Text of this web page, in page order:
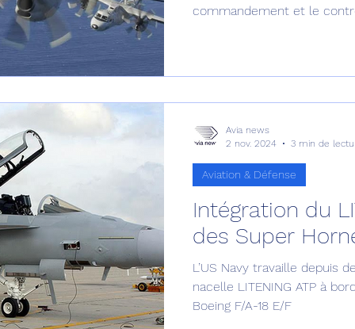
commandement et le
Intégration du
des Super
L’US Navy travaille depuis
nacelle LITENING ATP à
Boeing F/A-18 E/F
Aviation & Défense
Avia news
2 nov. 2024
3 min de